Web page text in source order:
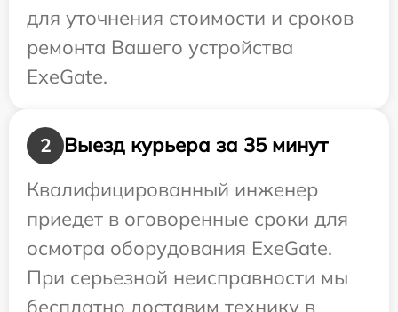
для уточнения стоимости и сроков
ремонта Вашего устройства
ExeGate.
2
Выезд курьера за 35 минут
Квалифицированный инженер
приедет в оговоренные сроки для
осмотра оборудования ExeGate.
При серьезной неисправности мы
бесплатно доставим технику в